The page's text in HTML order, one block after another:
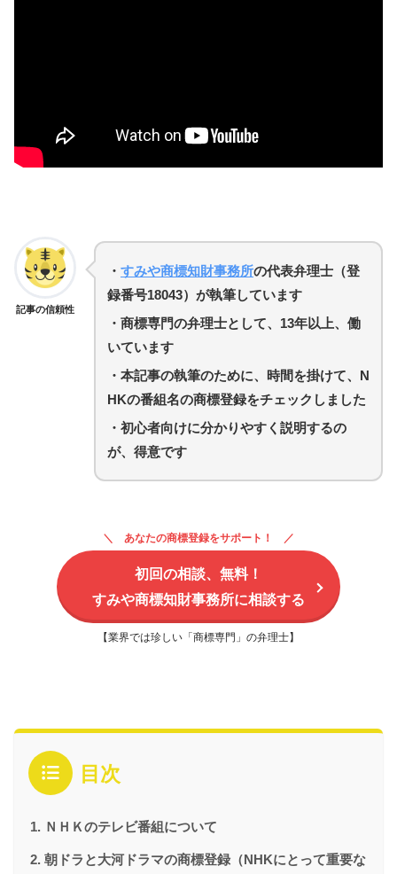
記事の信頼性
・ すみや商標知財事務所の代表弁理士（登
録番号18043）が執筆しています
・商標専門の弁理士として、13年以上、働
いています
・ 本記事の執筆のために、時間を掛けて、N
HKの番組名の商標登録をチェックしました
・初心者向けに分かりやすく説明するの
が、得意です
あなたの商標登録をサポート！
初回の相談、無料！
すみや商標知財事務所に相談する
【業界では珍しい「商標専門」の弁理士】
目次
ＮＨＫのテレビ番組について
朝ドラと大河ドラマの商標登録（NHKにとって重要な